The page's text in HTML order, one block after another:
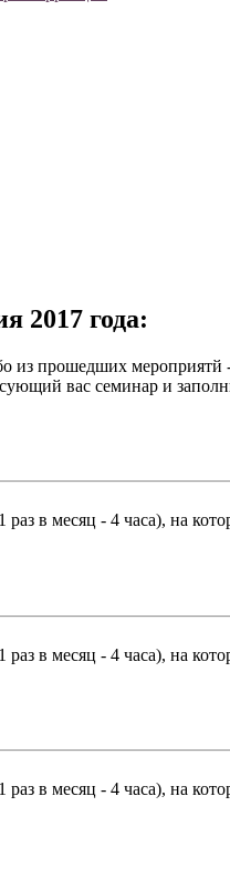
2017 года:
из прошедших
вас семинар и
в месяц - 4 часа), на
в месяц - 4 часа), на
в месяц - 4 часа), на